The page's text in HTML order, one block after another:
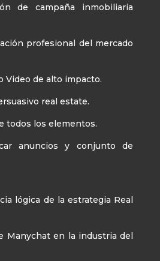
de campaña inmobiliaria
profesional del mercado
Video de alto impacto.
real estate.
todos los elementos.
anuncios y conjunto de
lógica de la estrategia Real
Manychat en la industria del